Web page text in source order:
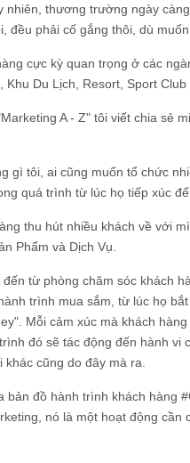
nhiên, thương trường ngày
đều phải cố gắng thôi, dù muốn
cực kỳ quan trọng ở các
Khu Du Lịch, Resort, Sport
A - Z" tôi viết chia sẻ
gì tôi, ai cũng muốn tổ chức
quá trình từ lúc họ tiếp xúc
thu hút nhiều khách về với
Phẩm và Dịch Vụ.
từ phòng chăm sóc khách
trình mua sắm, từ lúc họ
Mỗi cảm xúc mà khách
đó sẽ tác động đến hành vi
cũng do đây mà ra.
bản đồ hành trình khách hàng
nó là một hoạt động cần